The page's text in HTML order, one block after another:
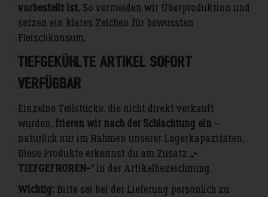
vorbestellt ist. So vermeiden wir Überproduktion und
setzen ein klares Zeichen für bewussten
Fleischkonsum.
Tiefgekühlte Artikel sofort
verfügbar
Einzelne Teilstücke, die nicht direkt verkauft
wurden, frieren wir nach der Schlachtung ein–
natürlich nur im Rahmen unserer Lagerkapazitäten.
Diese Produkte erkennst du am Zusatz „-
TIEFGEFROREN-“ in der Artikelbezeichnung.
Wichtig: Bitte sei bei der Lieferung persönlich zu